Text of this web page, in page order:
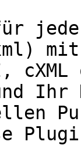
mit
cXML
Ihr